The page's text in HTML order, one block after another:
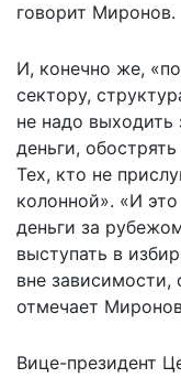
говорит Миронов.
И, конечно же,
сектору,
не надо выходить
деньги,
Тех, кто не
колонной». «И
деньги за
выступать в
вне зависимости,
отмечает
Вице-президент